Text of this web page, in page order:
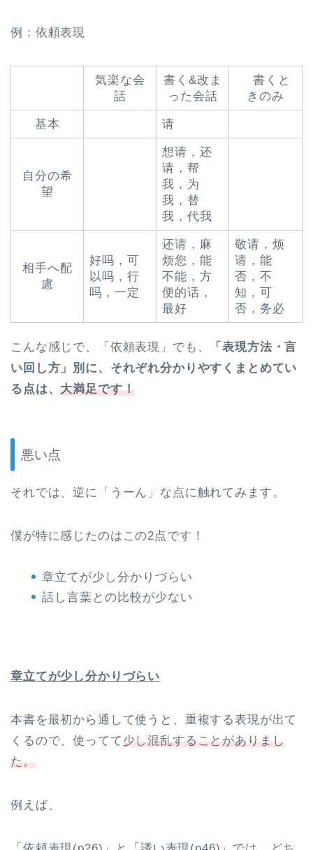
例：依頼表現
気楽な会
話
書く&改ま
った会話
書くと
きのみ
基本 请
自分の希
望
想请，还
请，帮
我，为
我，替
我，代我
相手へ配
慮
好吗，可
以吗，行
吗，一定
还请，麻
烦您，能
不能，方
便的话，
最好
敬请，烦
请，能
否，不
知，可
否，务必
こんな感じで、「依頼表現」でも、
「表現方法・言
い回し方」別に、それぞれ分かりやすくまとめてい
る点は、大満足です！
悪い点
それでは、逆に「うーん」な点に触れてみます。
僕が特に感じたのはこの2点です！
章立てが少し分かりづらい
話し言葉との比較が少ない
章立てが少し分かりづらい
本書を最初から通して使うと、重複する表現が出て
くるので、使ってて少し混乱することがありまし
た。
例えば、